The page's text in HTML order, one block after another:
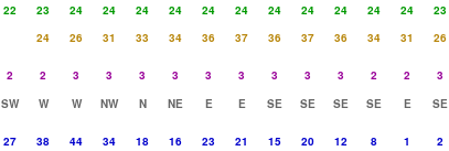
22 23 24 24 24 24 24 24 24 24 24 24 24 23
24 26 31 33 34 36 37 36 37 36 34 31 26
2 2 3 3 3 3 3 3 3 3 3 2 2 3
SW W W NW N NE E E SE SE SE SE E SE
27 38 44 34 18 16 23 21 15 20 12 8 1 2